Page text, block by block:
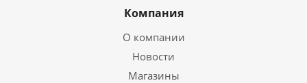
Компания
О компании
Новости
Магазины